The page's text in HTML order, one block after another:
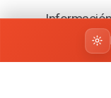
Términos